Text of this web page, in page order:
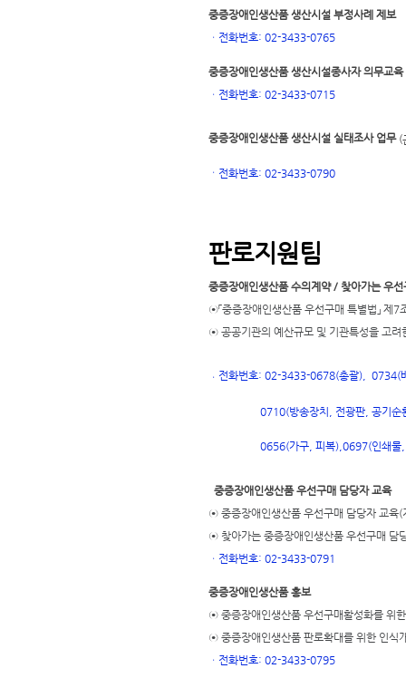
중증장애인생산품 생산시설 부정사례 제보
ㆍ 전화번호: 02-3433-0765
중증장애인생산품 생산시설종사자 의무교육
ㆍ 전화번호: 02-3433-0715
중증장애인생산품 생산시설 실태조사 업무 (
ㆍ 전화번호: 02-3433-0790
판로지원팀
중증장애인생산품 수의계약 / 찾아가는 우선
⊙「중증장애인생산품 우선구매 특별법」
⊙ 공공기관의 예산규모 및 기관특성을 고려
ㆍ 전화번호: 02-3433-0678(총괄), 0734(
0710(방송장치, 전광판, 공기순
0656(가구, 피복), 0697(인쇄물
중증장애인생산품 우선구매 담당자 교육
⊙ 중증장애인생산품 우선구매 담당자 교육(
⊙ 찾아가는 중증장애인생산품 우선구매 담
ㆍ 전화번호: 02-3433-0791
중증장애인생산품 홍보
⊙ 중증장애인생산품 우선구매활성화를 위
⊙ 중증장애인생산품 판로확대를 위한 인식
ㆍ 전화번호: 02-3433-0795